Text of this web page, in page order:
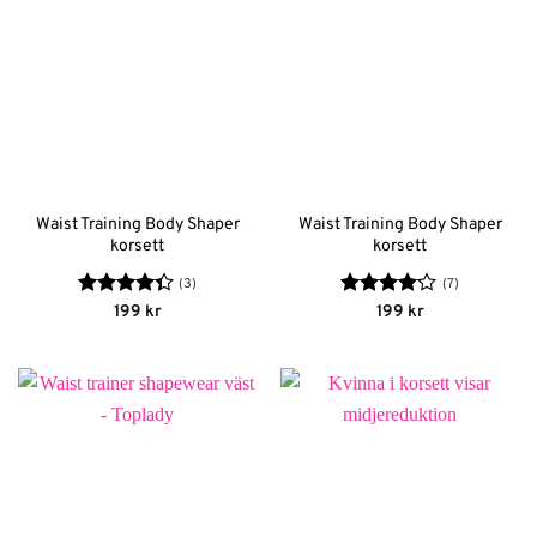
Waist Training Body Shaper
korsett
Betygsatt
(3)
199 kr
Waist Training Body Shaper
korsett
Betygsatt
(7)
199 kr